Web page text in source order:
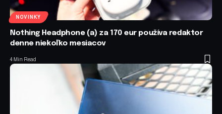
NOVINKY
Nothing Headphone (a) za 170 eur používa redaktor
denne niekoľko mesiacov
4 Min Read